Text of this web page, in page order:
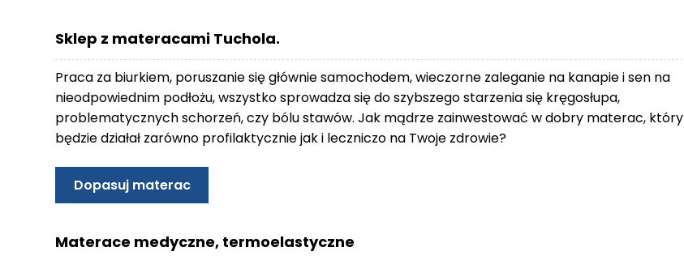
Sklep z materacami Tuchola.
Praca za biurkiem, poruszanie się głównie samochodem, wieczorne zaleganie na kanapie i sen na
nieodpowiednim podłożu, wszystko sprowadza się do szybszego starzenia się kręgosłupa,
problematycznych schorzeń, czy bólu stawów. Jak mądrze zainwestować w dobry materac, który
będzie działał zarówno profilaktycznie jak i leczniczo na Twoje zdrowie?
Dopasuj materac
Materace medyczne, termoelastyczne